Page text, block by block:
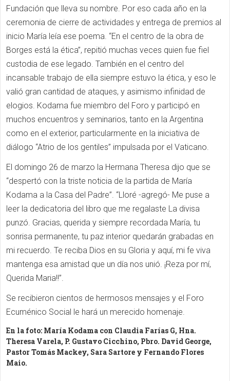
Fundación que lleva su nombre. Por eso cada año en la
ceremonia de cierre de actividades y entrega de premios al
inicio María leía ese poema. “En el centro de la obra de
Borges está la ética”, repitió muchas veces quien fue fiel
custodia de ese legado. También en el centro del
incansable trabajo de ella siempre estuvo la ética, y eso le
valió gran cantidad de ataques, y asimismo infinidad de
elogios. Kodama fue miembro del Foro y participó en
muchos encuentros y seminarios, tanto en la Argentina
como en el exterior, particularmente en la iniciativa de
diálogo “Atrio de los gentiles” impulsada por el Vaticano.
El domingo 26 de marzo la Hermana Theresa dijo que se
“despertó con la triste noticia de la partida de María
Kodama a la Casa del Padre”. “Lloré -agregó- Me puse a
leer la dedicatoria del libro que me regalaste La divisa
punzó. Gracias, querida y siempre recordada María, tu
sonrisa permanente, tu paz interior quedarán grabadas en
mi recuerdo. Te reciba Dios en su Gloria y aquí, mi fe viva
mantenga esa amistad que un día nos unió. ¡Reza por mí,
Querida Maria!!”.
Se recibieron cientos de hermosos mensajes y el Foro
Ecuménico Social le hará un merecido homenaje.
En la foto: María Kodama con Claudia Farías G, Hna.
Theresa Varela, P. Gustavo Cicchino, Pbro. David George,
Pastor Tomás Mackey, Sara Sartore y Fernando Flores
Maio.